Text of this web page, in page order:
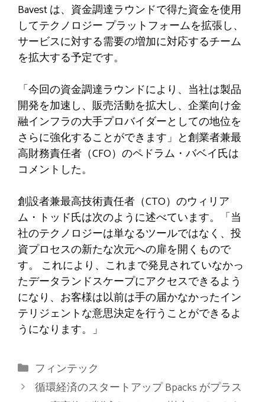
Bavest は、資金調達ラウンドで得た資金を使用
してテクノロジー プラットフォームを拡張し、
サービスに対する需要の増加に対応するチーム
を拡大する予定です。
「今回の資金調達ラウンドにより、当社は製品
開発を加速し、販売活動を拡大し、企業向け金
融インフラの大手プロバイダーとしての地位を
さらに強化することができます」と創業者兼最
高財務責任者（CFO）のペドラム・バベイ氏は
コメントした。
創設者兼最高技術責任者（CTO）のウィリア
ム・トッド氏は次のように述べています。「当
社のテクノロジーは単なるツールではなく、投
資プロセスの新たな次元への扉を開くもので
す。 これにより、これまで発見されていなかっ
たデータランドスケープにアクセスできるよう
になり、お客様は以前は手の届かなかったイン
テリジェントな意思決定を行うことができるよ
うになります。」
カ
テ
ゴ
フィンテック
循環経済のスタートアップ Bpacks がプラス